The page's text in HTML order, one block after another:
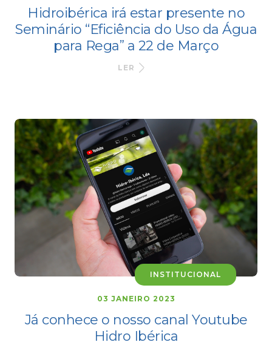
Hidroibérica irá estar presente no
Seminário “Eficiência do Uso da Água
para Rega” a 22 de Março
LER
INSTITUCIONAL
03 JANEIRO 2023
Já conhece o nosso canal Youtube
Hidro Ibérica